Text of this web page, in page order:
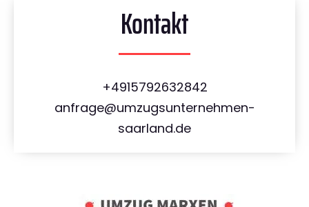
Kontakt
+4915792632842
anfrage@umzugsunternehmen-
saarland.de